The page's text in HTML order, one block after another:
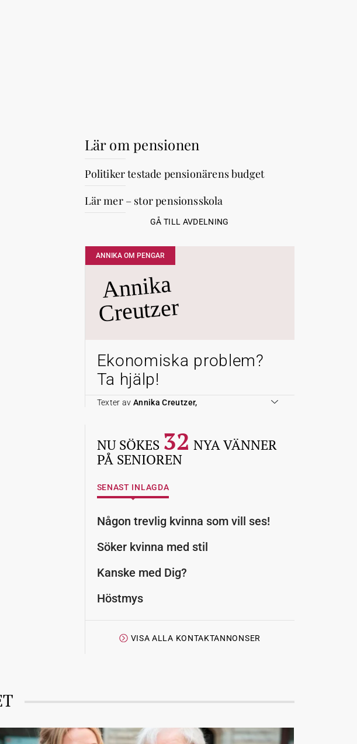
Lär om pensionen
Politiker testade pensionärens budget
Lär mer – stor pensionsskola
GÅ TILL AVDELNING
ANNIKA OM PENGAR
Annika
Creutzer
Ekonomiska problem?
Ta hjälp!
Texter av Annika Creutzer,
NU SÖKES 32 NYA VÄNNER
PÅ SENIOREN
SENAST INLAGDA
Någon trevlig kvinna som vill ses!
Söker kvinna med stil
Kanske med Dig?
Höstmys
VISA ALLA KONTAKTANNONSER